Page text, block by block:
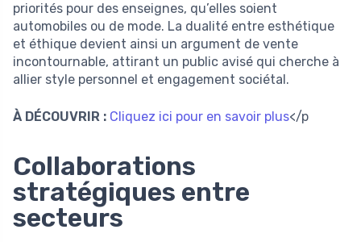
priorités pour des enseignes, qu’elles soient
automobiles ou de mode. La dualité entre esthétique
et éthique devient ainsi un argument de vente
incontournable, attirant un public avisé qui cherche à
allier style personnel et engagement sociétal.
À DÉCOUVRIR : Cliquez ici pour en savoir plus</p
Collaborations
stratégiques entre
secteurs